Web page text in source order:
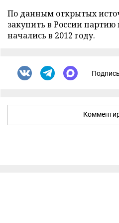
По данным открытых
закупить в России партию
начались в 2012 году.